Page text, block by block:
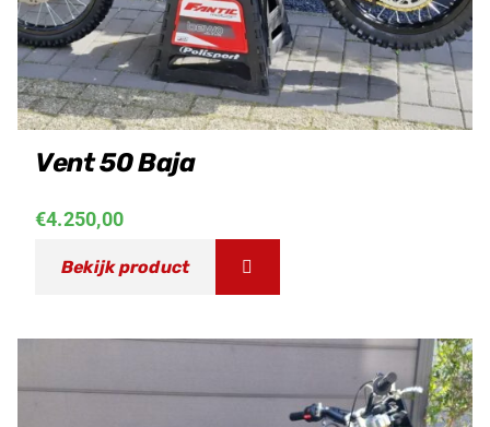
Vent 50 Baja
€4.250,00
Bekijk product